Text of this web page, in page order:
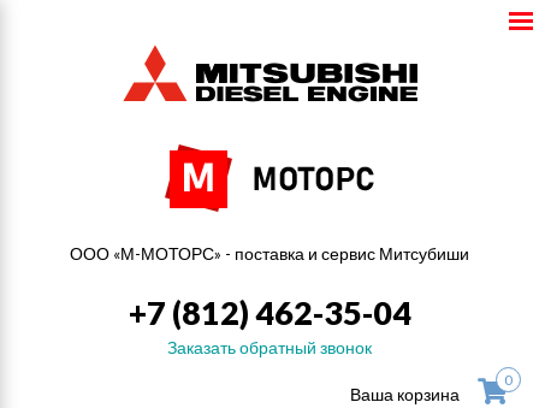
ООО «М-МОТОРС» - поставка и сервис Митсубиши
+7 (812) 462-35-04
Заказать обратный звонок
Ваша корзина
0